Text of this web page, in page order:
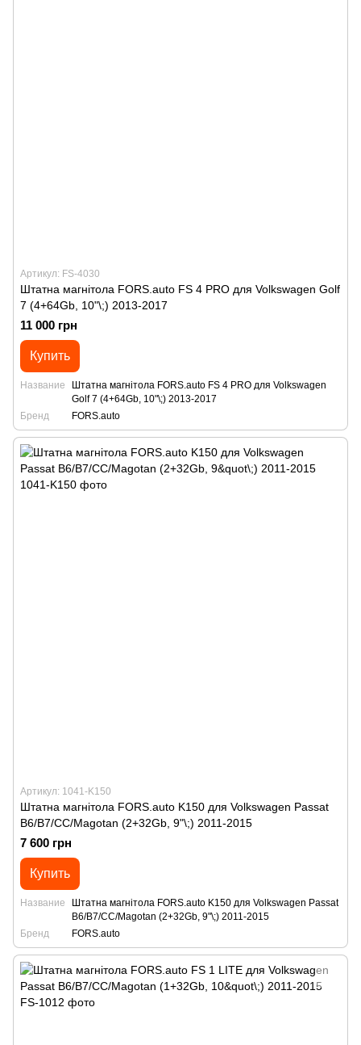
Артикул: FS-4030
Штатна магнітола FORS.auto FS 4 PRO для Volkswagen Golf
7 (4+64Gb, 10"\;) 2013-2017
11 000 грн
Купить
Название
Штатна магнітола FORS.auto FS 4 PRO для Volkswagen
Golf 7 (4+64Gb, 10"\;) 2013-2017
Бренд
FORS.auto
Артикул: 1041-K150
Штатна магнітола FORS.auto K150 для Volkswagen Passat
B6/B7/CC/Magotan (2+32Gb, 9"\;) 2011-2015
7 600 грн
Купить
Название
Штатна магнітола FORS.auto K150 для Volkswagen Passat
B6/B7/CC/Magotan (2+32Gb, 9"\;) 2011-2015
Бренд
FORS.auto